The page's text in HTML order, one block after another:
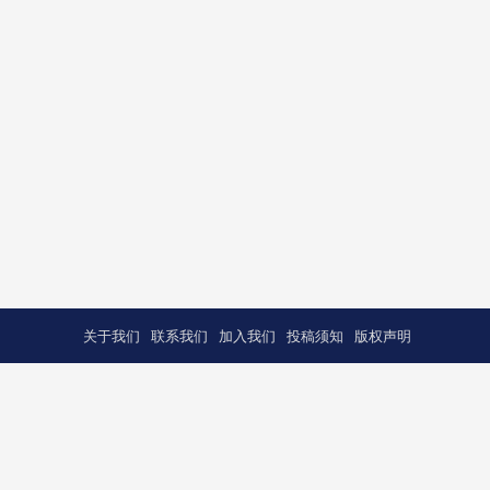
关于我们 联系我们 加入我们 投稿须知 版权声明